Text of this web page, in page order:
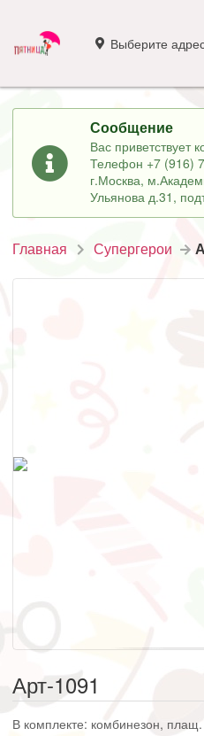
Выберите
Сообщение
Вас приветствует
Телефон +7 (916)
г.Москва,
Ульянова д.31,
Главная Супергерои
Арт-1091
В комплекте: комбинезон,